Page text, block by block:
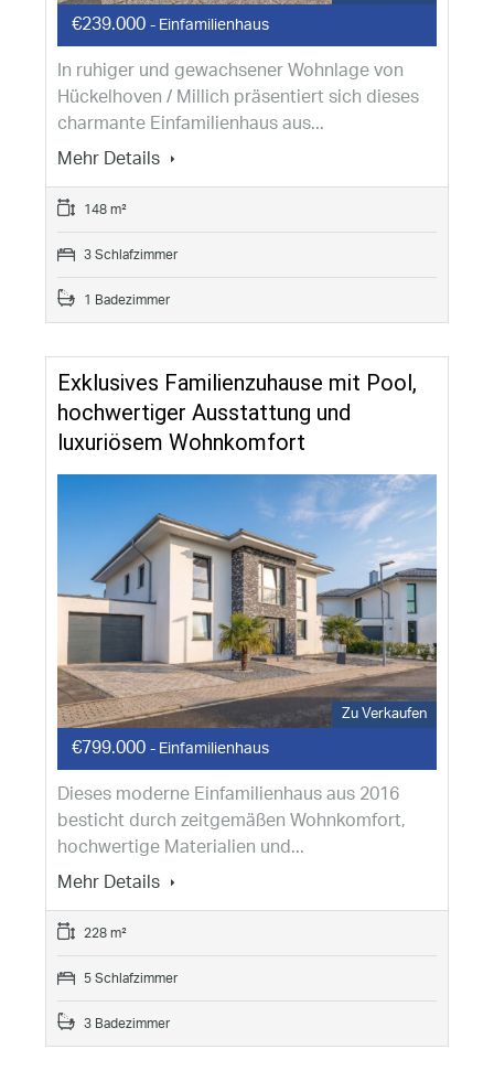
€239.000 - Einfamilienhaus
In ruhiger und gewachsener Wohnlage von
Hückelhoven / Millich präsentiert sich dieses
charmante Einfamilienhaus aus...
Mehr Details
148 m²
3 Schlafzimmer
1 Badezimmer
Exklusives Familienzuhause mit Pool,
hochwertiger Ausstattung und
luxuriösem Wohnkomfort
Zu Verkaufen
€799.000 - Einfamilienhaus
Dieses moderne Einfamilienhaus aus 2016
besticht durch zeitgemäßen Wohnkomfort,
hochwertige Materialien und...
Mehr Details
228 m²
5 Schlafzimmer
3 Badezimmer